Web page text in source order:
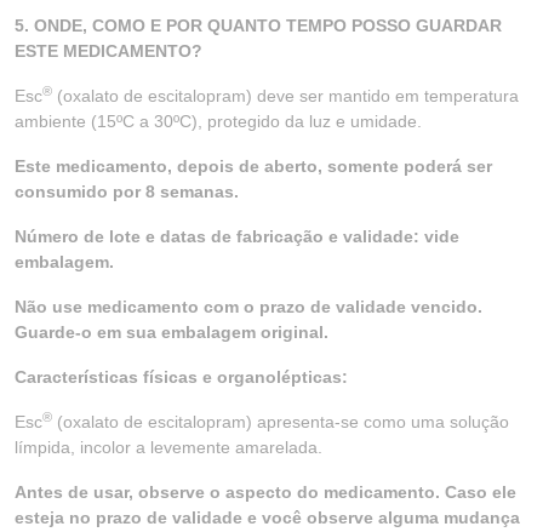
5. ONDE, COMO E POR QUANTO TEMPO POSSO GUARDAR
ESTE MEDICAMENTO?
Esc® (oxalato de escitalopram) deve ser mantido em temperatura
ambiente (15ºC a 30ºC), protegido da luz e umidade.
Este medicamento, depois de aberto, somente poderá ser
consumido por 8 semanas.
Número de lote e datas de fabricação e validade: vide
embalagem.
Não use medicamento com o prazo de validade vencido.
Guarde-o em sua embalagem original.
Características físicas e organolépticas:
Esc® (oxalato de escitalopram) apresenta-se como uma solução
límpida, incolor a levemente amarelada.
Antes de usar, observe o aspecto do medicamento. Caso ele
esteja no prazo de validade e você observe alguma mudança